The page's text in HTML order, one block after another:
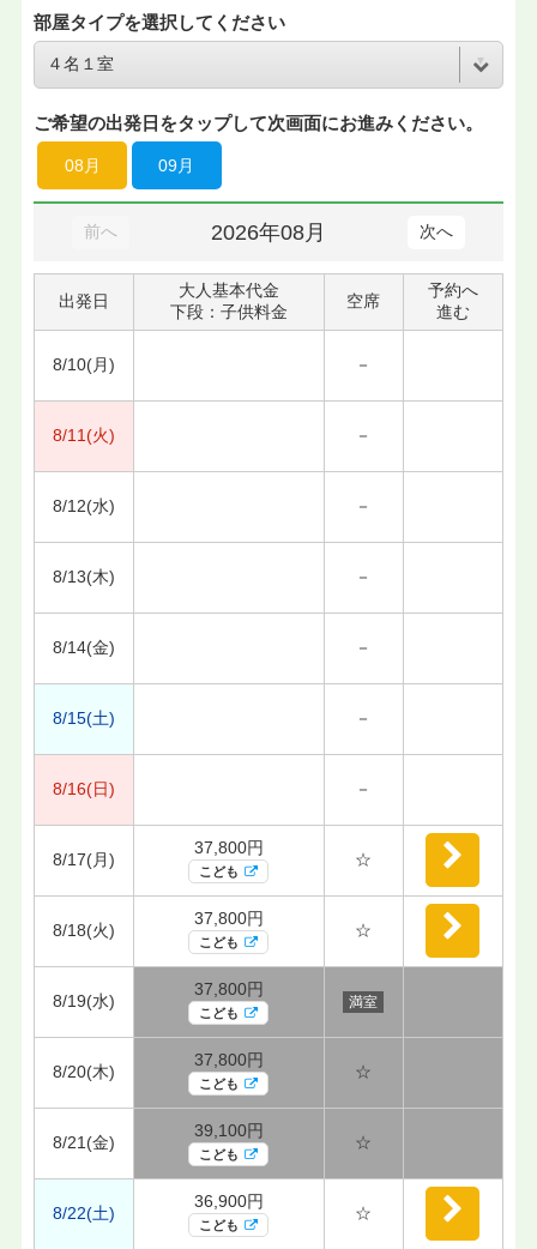
部屋タイプを選択してください
ご希望の出発日をタップして次画面にお進みください。
08月 09月
前へ 2026年08月 次へ
出発日
大人基本代金
下段：子供料金
空席
予約へ
進む
8/10(月) －
8/11(火) －
8/12(水) －
8/13(木) －
8/14(金) －
8/15(土) －
8/16(日) －
8/17(月)
37,800円
こども
☆
8/18(火)
37,800円
こども
☆
8/19(水)
37,800円
こども
満室
8/20(木)
37,800円
こども
☆
8/21(金)
39,100円
こども
☆
8/22(土)
36,900円
こども
☆